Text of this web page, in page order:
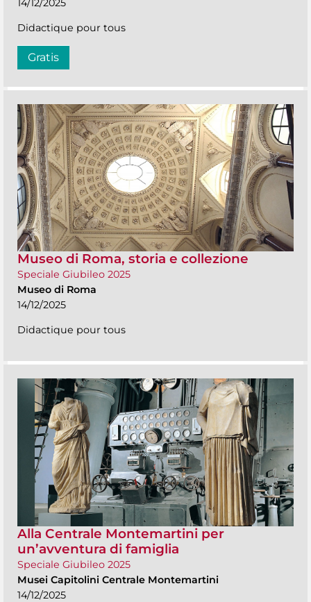
14/12/2025
Didactique pour tous
Gratis
Museo di Roma, storia e collezione
Speciale Giubileo 2025
Museo di Roma
14/12/2025
Didactique pour tous
Alla Centrale Montemartini per
un’avventura di famiglia
Speciale Giubileo 2025
Musei Capitolini Centrale Montemartini
14/12/2025